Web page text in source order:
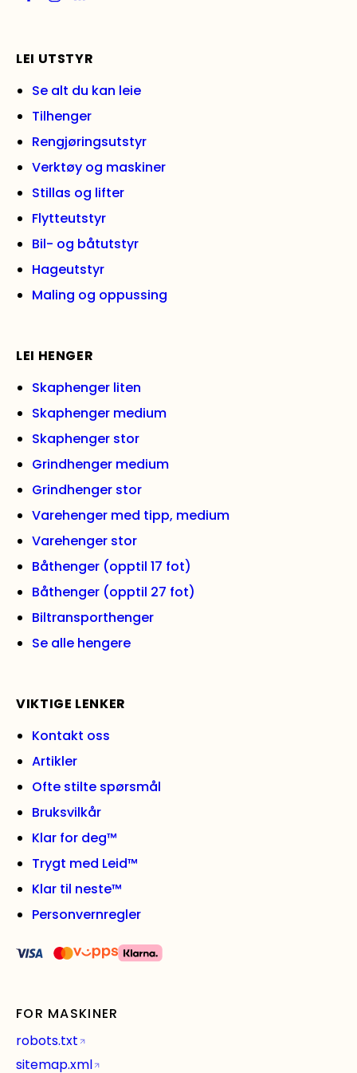
LEI UTSTYR
Se alt du kan leie
Tilhenger
Rengjøringsutstyr
Verktøy og maskiner
Stillas og lifter
Flytteutstyr
Bil- og båtutstyr
Hageutstyr
Maling og oppussing
LEI HENGER
Skaphenger liten
Skaphenger medium
Skaphenger stor
Grindhenger medium
Grindhenger stor
Varehenger med tipp, medium
Varehenger stor
Båthenger (opptil 17 fot)
Båthenger (opptil 27 fot)
Biltransporthenger
Se alle hengere
VIKTIGE LENKER
Kontakt oss
Artikler
Ofte stilte spørsmål
Bruksvilkår
Klar for deg™
Trygt med Leid™
Klar til neste™
Personvernregler
FOR MASKINER
robots.txt
sitemap.xml